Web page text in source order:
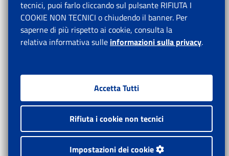
tecnici, puoi farlo cliccando sul pulsante RIFIUTA I
COOKIE NON TECNICI o chiudendo il banner. Per
saperne di più rispetto ai cookie, consulta la
relativa informativa sulle informazioni sulla privacy.
Accetta Tutti
Rifiuta i cookie non tecnici
Impostazioni dei cookie